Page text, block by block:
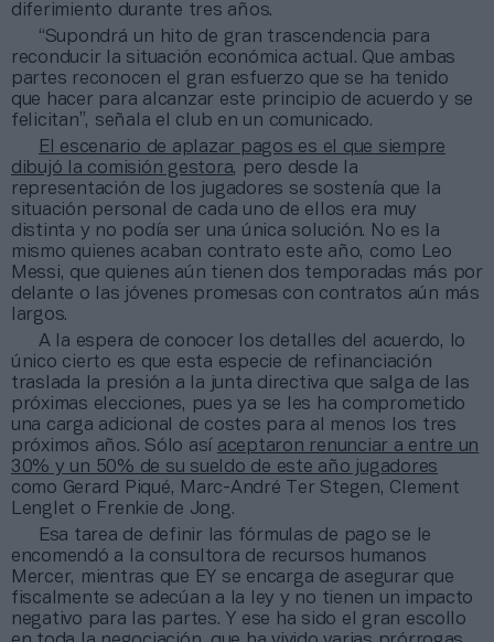
diferimiento durante tres años.
“Supondrá un hito de gran trascendencia para
reconducir la situación económica actual. Que ambas
partes reconocen el gran esfuerzo que se ha tenido
que hacer para alcanzar este principio de acuerdo y se
felicitan”, señala el club en un comunicado.
El escenario de aplazar pagos es el que siempre
dibujó la comisión gestora, pero desde la
representación de los jugadores se sostenía que la
situación personal de cada uno de ellos era muy
distinta y no podía ser una única solución. No es la
mismo quienes acaban contrato este año, como Leo
Messi, que quienes aún tienen dos temporadas más por
delante o las jóvenes promesas con contratos aún más
largos.
A la espera de conocer los detalles del acuerdo, lo
único cierto es que esta especie de refinanciación
traslada la presión a la junta directiva que salga de las
próximas elecciones, pues ya se les ha comprometido
una carga adicional de costes para al menos los tres
próximos años. Sólo así aceptaron renunciar a entre un
30% y un 50% de su sueldo de este año jugadores
como Gerard Piqué, Marc-André Ter Stegen, Clement
Lenglet o Frenkie de Jong.
Esa tarea de definir las fórmulas de pago se le
encomendó a la consultora de recursos humanos
Mercer, mientras que EY se encarga de asegurar que
fiscalmente se adecúan a la ley y no tienen un impacto
negativo para las partes. Y ese ha sido el gran escollo